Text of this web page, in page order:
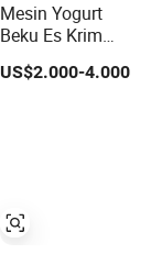
Mesin Yogurt
Beku Es Krim
Lembut Space CE
Disetujui dengan
US$2.000-4.000